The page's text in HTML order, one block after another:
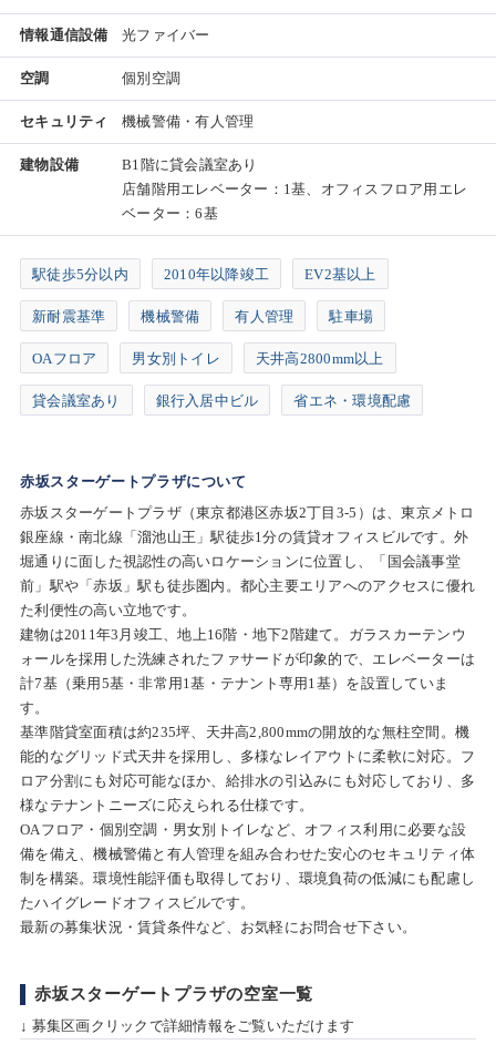
情報通信設備 光ファイバー
空調 個別空調
セキュリティ 機械警備・有人管理
建物設備
B1階に貸会議室あり
店舗階用エレベーター：1基、オフィスフロア用エレ
ベーター：6基
駅徒歩5分以内 2010年以降竣工 EV2基以上
新耐震基準 機械警備 有人管理 駐車場
OAフロア 男女別トイレ 天井高2800mm以上
貸会議室あり 銀行入居中ビル 省エネ・環境配慮
赤坂スターゲートプラザについて
赤坂スターゲートプラザ（東京都港区赤坂2丁目3-5）は、東京メトロ
銀座線・南北線「溜池山王」駅徒歩1分の賃貸オフィスビルです。外
堀通りに面した視認性の高いロケーションに位置し、「国会議事堂
前」駅や「赤坂」駅も徒歩圏内。都心主要エリアへのアクセスに優れ
た利便性の高い立地です。
建物は2011年3月竣工、地上16階・地下2階建て。ガラスカーテンウ
ォールを採用した洗練されたファサードが印象的で、エレベーターは
計7基（乗用5基・非常用1基・テナント専用1基）を設置していま
す。
基準階貸室面積は約235坪、天井高2,800mmの開放的な無柱空間。機
能的なグリッド式天井を採用し、多様なレイアウトに柔軟に対応。フ
ロア分割にも対応可能なほか、給排水の引込みにも対応しており、多
様なテナントニーズに応えられる仕様です。
OAフロア・個別空調・男女別トイレなど、オフィス利用に必要な設
備を備え、機械警備と有人管理を組み合わせた安心のセキュリティ体
制を構築。環境性能評価も取得しており、環境負荷の低減にも配慮し
たハイグレードオフィスビルです。
最新の募集状況・賃貸条件など、お気軽にお問合せ下さい。
赤坂スターゲートプラザの空室一覧
↓ 募集区画クリックで詳細情報をご覧いただけます